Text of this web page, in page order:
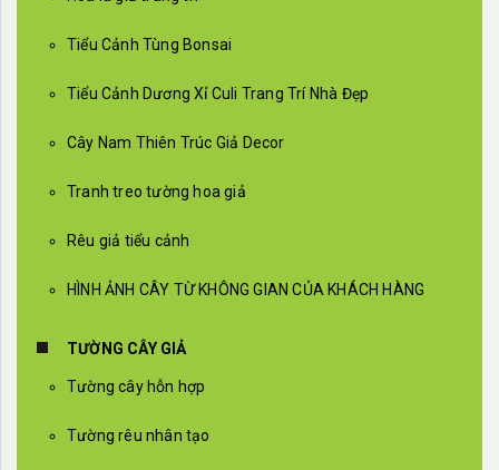
Tiểu Cảnh Tùng Bonsai
Tiểu Cảnh Dương Xỉ Culi Trang Trí Nhà Đẹp
Cây Nam Thiên Trúc Giả Decor
Tranh treo tường hoa giả
Rêu giả tiểu cảnh
HÌNH ẢNH CÂY TỪ KHÔNG GIAN CỦA KHÁCH HÀNG
TƯỜNG CÂY GIẢ
Tường cây hỗn hợp
Tường rêu nhân tạo